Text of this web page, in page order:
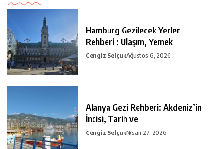
Hamburg Gezilecek Yerler
Rehberi : Ulaşım, Yemek
Cengiz SelçukAğustos 6, 2026
Alanya Gezi Rehberi: Akdeniz’in
İncisi, Tarih ve
Cengiz SelçukNisan 27, 2026